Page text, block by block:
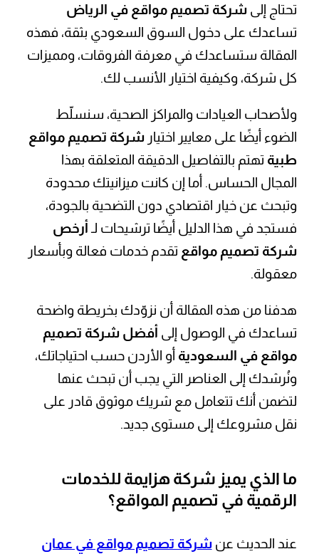
تحتاج إلىشركة تصميم مواقع في الرياض
تساعدك على دخول السوق السعودي بثقة، فهذه
المقالة ستساعدك في معرفة الفروقات، ومميزات
كل شركة، وكيفية اختيار الأنسب لك.
ولأصحاب العيادات والمراكز الصحية، سنسلّط
الضوء أيضًا على معايير اختيارشركة تصميم مواقع
طبية تهتم بالتفاصيل الدقيقة المتعلقة بهذا
المجال الحساس. أما إن كانت ميزانيتك محدودة
وتبحث عن خيار اقتصادي دون التضحية بالجودة،
فستجد في هذا الدليل أيضًا ترشيحات لـ أرخص
شركة تصميم مواقع تقدم خدمات فعالة وبأسعار
معقولة.
هدفنا من هذه المقالة أن نزوّدك بخريطة واضحة
تساعدك في الوصول إلى أفضل شركة تصميم
مواقع في السعودية أو الأردن حسب احتياجاتك،
ونُرشدك إلى العناصر التي يجب أن تبحث عنها
لتضمن أنك تتعامل مع شريك موثوق قادر على
نقل مشروعك إلى مستوى جديد.
ما الذي يميز شركة هزايمة للخدمات
الرقمية في تصميم المواقع؟
عند الحديث عنشركة تصميم مواقع في عمان